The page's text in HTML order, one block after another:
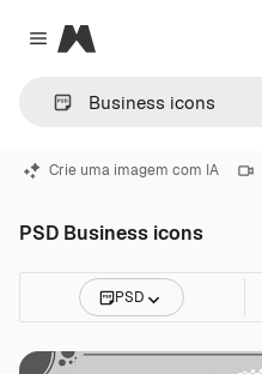
Close menu
Magnific
Crie uma imagem com IA
PSD Business icons
PSD